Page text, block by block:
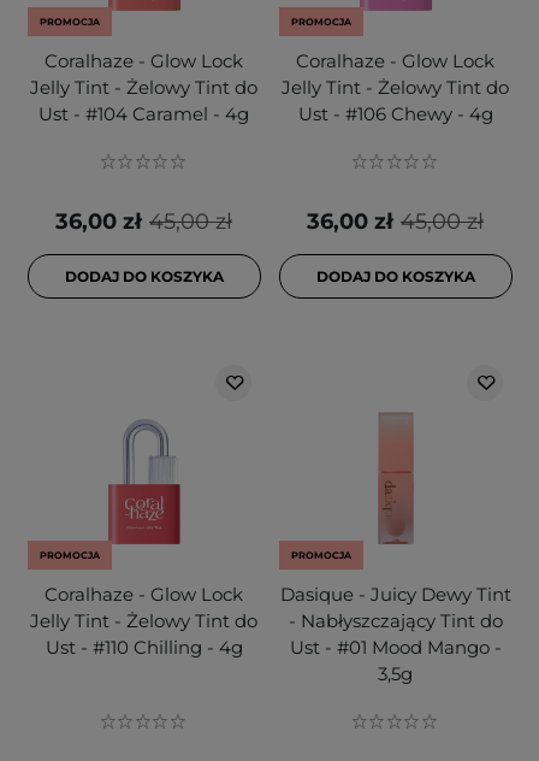
PROMOCJA
Coralhaze - Glow Lock
Jelly Tint - Żelowy Tint do
Ust - #104 Caramel - 4g
45,00 zł
36,00 zł
DODAJ DO KOSZYKA
PROMOCJA
Coralhaze - Glow Lock
Jelly Tint - Żelowy Tint do
Ust - #106 Chewy - 4g
45,00 zł
36,00 zł
DODAJ DO KOSZYKA
PROMOCJA
Coralhaze - Glow Lock
Jelly Tint - Żelowy Tint do
Ust - #110 Chilling - 4g
PROMOCJA
Dasique - Juicy Dewy Tint
- Nabłyszczający Tint do
Ust - #01 Mood Mango -
3,5g